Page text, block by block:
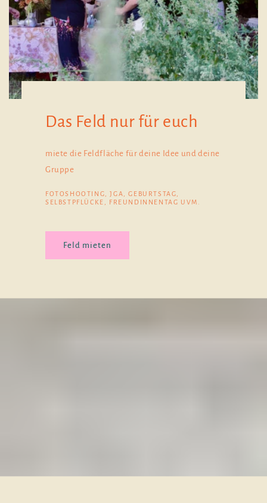
Das Feld nur für euch
miete die Feldfläche für deine Idee und deine
Gruppe
FOTOSHOOTING, JGA, GEBURTSTAG,
SELBSTPFLÜCKE, FREUNDINNENTAG UVM.
Feld mieten